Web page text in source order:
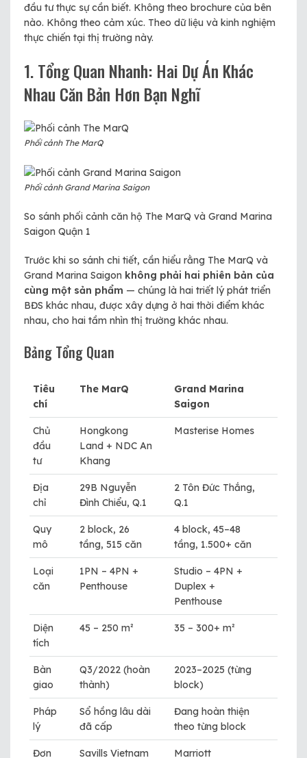
đầu tư thực sự cần biết. Không theo brochure của bên
nào. Không theo cảm xúc. Theo dữ liệu và kinh nghiệm
thực chiến tại thị trường này.
1. Tổng Quan Nhanh: Hai Dự Án Khác
Nhau Căn Bản Hơn Bạn Nghĩ
Phối cảnh The MarQ
Phối cảnh Grand Marina Saigon
So sánh phối cảnh căn hộ The MarQ và Grand Marina
Saigon Quận 1
Trước khi so sánh chi tiết, cần hiểu rằng The MarQ và
Grand Marina Saigon không phải hai phiên bản của
cùng một sản phẩm — chúng là hai triết lý phát triển
BĐS khác nhau, được xây dựng ở hai thời điểm khác
nhau, cho hai tầm nhìn thị trường khác nhau.
Bảng Tổng Quan
Tiêu
chí
The MarQ
Grand Marina
Saigon
Chủ
đầu
tư
Hongkong
Land + NDC An
Khang
Masterise Homes
Địa
chỉ
29B Nguyễn
Đình Chiểu, Q.1
2 Tôn Đức Thắng,
Q.1
Quy
mô
2 block, 26
tầng, 515 căn
4 block, 45–48
tầng, 1.500+ căn
Loại
căn
1PN – 4PN +
Penthouse
Studio – 4PN +
Duplex +
Penthouse
Diện
tích
45 – 250 m² 35 – 300+ m²
Bàn
giao
Q3/2022 (hoàn
thành)
2023–2025 (từng
block)
Pháp
lý
Sổ hồng lâu dài
đã cấp
Đang hoàn thiện
theo từng block
Đơn
Savills Vietnam
Marriott